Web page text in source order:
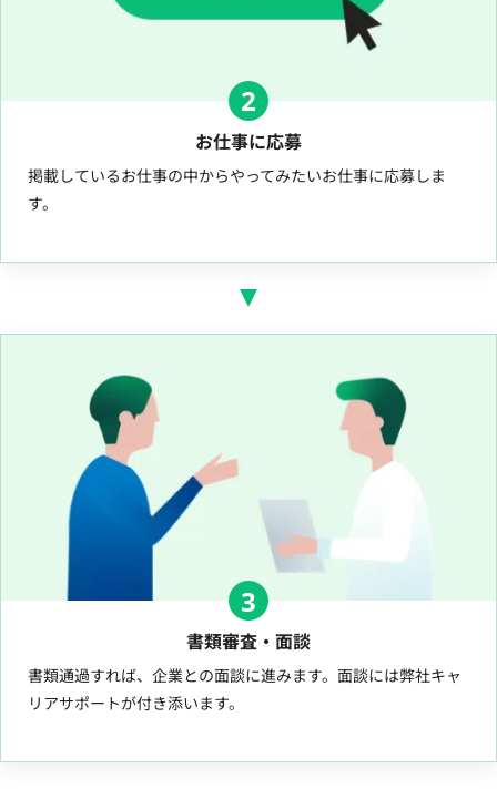
2
お仕事に応募
掲載しているお仕事の中からやってみたいお仕事に応募しま
す。
3
書類審査・面談
書類通過すれば、企業との面談に進みます。面談には弊社キャ
リアサポートが付き添います。